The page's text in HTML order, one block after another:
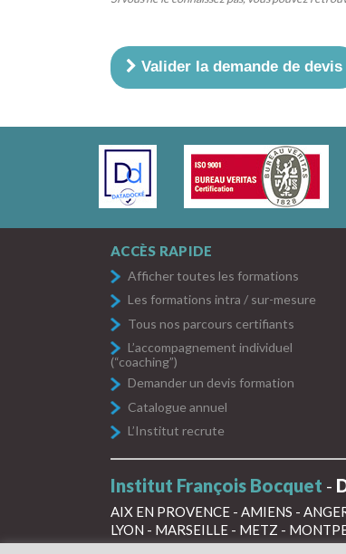
Valider la demande de devis
ACCÈS RAPIDE
Afficher toutes les formations
Les formations intra / sur-mesure
Tous nos parcours certifiants
L’accompagnement individuel
(“coaching”)
Demander un devis formation
Catalogue annuel
L’Institut recrute
Institut François Bocquet -
AIX EN PROVENCE - AMIENS -
LYON - MARSEILLE - METZ -
STRASBOURG-TOULOUSE-TOURS